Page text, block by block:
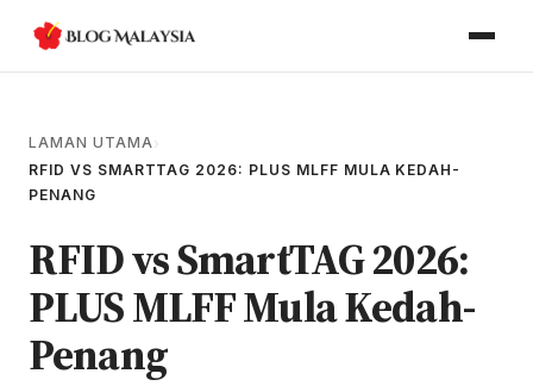
LAMAN UTAMA›
RFID VS SMARTTAG 2026: PLUS MLFF MULA KEDAH-
PENANG
RFID vs SmartTAG 2026:
PLUS MLFF Mula Kedah-
Penang